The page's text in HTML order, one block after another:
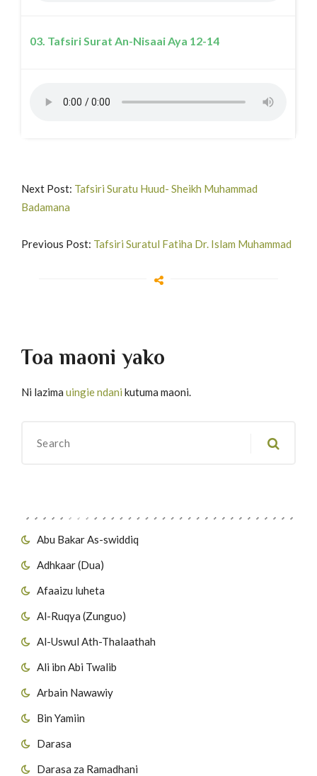
Abu Bakar As-swiddiq
Adhkaar (Dua)
Afaaizu luheta
Al-Ruqya (Zunguo)
Al-Uswul Ath-Thalaathah
Ali ibn Abi Twalib
Arbain Nawawiy
Bin Yamiin
Darasa
Darasa za Ramadhani
03. Tafsiri Surat An-Nisaai Aya 12-14
Next Post: Tafsiri Suratu Huud- Sheikh Muhammad
Badamana
Previous Post: Tafsiri Suratul Fatiha Dr. Islam Muhammad
Toa maoni yako
Ni lazima uingie ndani kutuma maoni.